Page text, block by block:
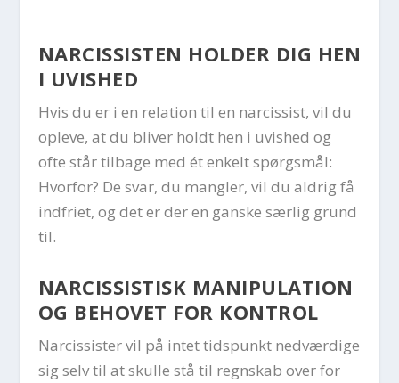
NARCISSISTEN HOLDER DIG HEN
I UVISHED
Hvis du er i en relation til en narcissist, vil du
opleve, at du bliver holdt hen i uvished og
ofte står tilbage med ét enkelt spørgsmål:
Hvorfor? De svar, du mangler, vil du aldrig få
indfriet, og det er der en ganske særlig grund
til.
NARCISSISTISK MANIPULATION
OG BEHOVET FOR KONTROL
Narcissister vil på intet tidspunkt nedværdige
sig selv til at skulle stå til regnskab over for